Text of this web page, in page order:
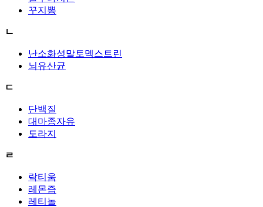
꾸지뽕
ㄴ
난소화성말토덱스트린
뇌유산균
ㄷ
단백질
대마종자유
도라지
ㄹ
락티움
레몬즙
레티놀